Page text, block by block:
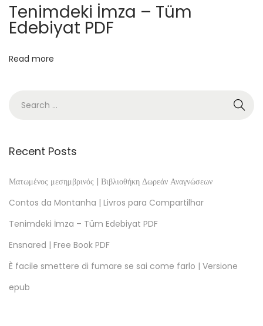
s
–
o
P
d
E
s
t
D
Tenimdeki İmza – Tüm
Edebiyat PDF
Read more
Recent Posts
Ματωμένος μεσημβρινός | Βιβλιοθήκη Δωρεάν Αναγνώσεων
Contos da Montanha | Livros para Compartilhar
Tenimdeki İmza – Tüm Edebiyat PDF
Ensnared | Free Book PDF
È facile smettere di fumare se sai come farlo | Versione
epub